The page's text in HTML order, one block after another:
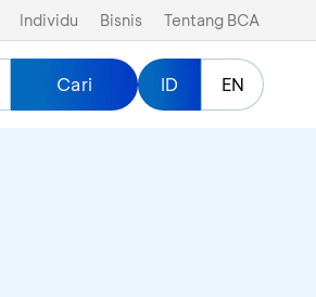
Individu Bisnis Tentang BCA
Cari ID EN